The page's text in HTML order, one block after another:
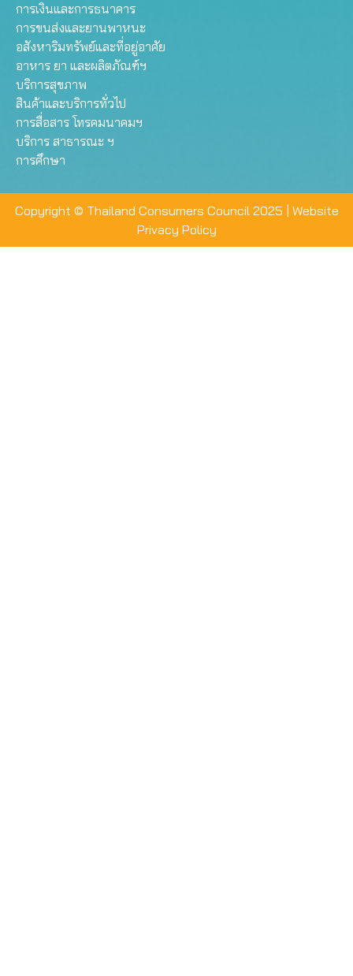
การเงินและการธนาคาร
การขนส่งและยานพาหนะ
อสังหาริมทรัพย์และที่อยู่อาศัย
อาหาร ยา และผลิตภัณฑ์ฯ
บริการสุขภาพ
สินค้าและบริการทั่วไป
การสื่อสาร โทรคมนาคมฯ
บริการ สาธารณะ ฯ
การศึกษา
Copyright © Thailand Consumers Council 2025 | Website
Privacy Policy